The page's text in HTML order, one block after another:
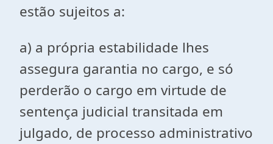
estão sujeitos a:
a) a própria estabilidade lhes
assegura garantia no cargo, e só
perderão o cargo em virtude de
sentença judicial transitada em
julgado, de processo administrativo